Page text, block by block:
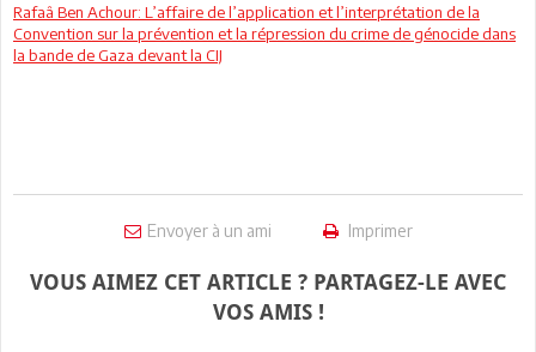
Rafaâ Ben Achour: L’affaire de l’application et l’interprétation de la
Convention sur la prévention et la répression du crime de génocide dans
la bande de Gaza devant la CIJ
Envoyer à un ami Imprimer
VOUS AIMEZ CET ARTICLE ? PARTAGEZ-LE AVEC
VOS AMIS !